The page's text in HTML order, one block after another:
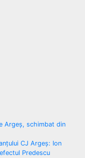
Argeș, schimbat din
CJ Argeș: Ion
Predescu